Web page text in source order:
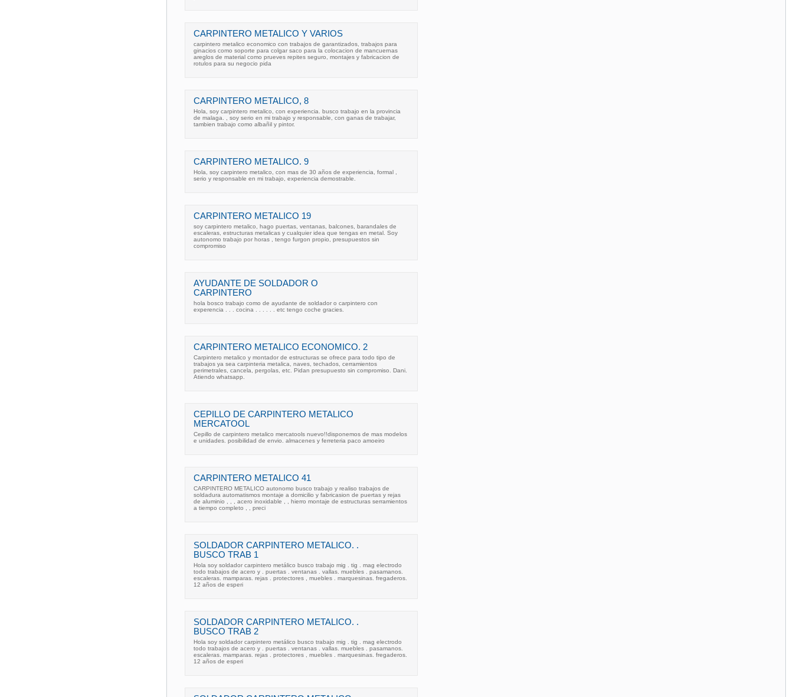
CARPINTERO METALICO Y VARIOS
carpintero metalico economico con trabajos de garantizados, trabajos para
ginacios como soporte para colgar saco para la colocacion de mancuernas
areglos de material como prueves repites seguro, montajes y fabricacion de
rotulos para su negocio pida
CARPINTERO METALICO, 8
Hola, soy carpintero metalico, con experiencia. busco trabajo en la provincia
de malaga. , soy serio en mi trabajo y responsable, con ganas de trabajar,
tambien trabajo como albañil y pintor.
CARPINTERO METALICO. 9
Hola, soy carpintero metalico, con mas de 30 años de experiencia, formal ,
serio y responsable en mi trabajo, experiencia demostrable.
CARPINTERO METALICO 19
soy carpintero metalico, hago puertas, ventanas, balcones, barandales de
escaleras, estructuras metalicas y cualquier idea que tengas en metal. Soy
autonomo trabajo por horas , tengo furgon propio, presupuestos sin
compromiso
AYUDANTE DE SOLDADOR O
CARPINTERO
hola bosco trabajo como de ayudante de soldador o carpintero con
experencia . . . cocina . . . . . . etc tengo coche gracies.
CARPINTERO METALICO ECONOMICO. 2
Carpintero metalico y montador de estructuras se ofrece para todo tipo de
trabajos ya sea carpinteria metalica, naves, techados, cerramientos
perimetrales, cancela, pergolas, etc. Pidan presupuesto sin compromiso. Dani.
Atiendo whatsapp.
CEPILLO DE CARPINTERO METALICO
MERCATOOL
Cepillo de carpintero metalico mercatools nuevo!!disponemos de mas modelos
e unidades. posibilidad de envio. almacenes y ferreteria paco amoeiro
CARPINTERO METALICO 41
CARPINTERO METALICO autonomo busco trabajo y realiso trabajos de
soldadura automatismos montaje a domicilio y fabricasion de puertas y rejas
de aluminio , , , acero inoxidable , , hierro montaje de estructuras serramientos
a tiempo completo , , preci
SOLDADOR CARPINTERO METALICO. .
BUSCO TRAB 1
Hola soy soldador carpintero metálico busco trabajo mig . tig . mag electrodo
todo trabajos de acero y . puertas . ventanas . vallas. muebles . pasamanos.
escaleras. mamparas. rejas . protectores , muebles . marquesinas. fregaderos.
12 años de esperi
SOLDADOR CARPINTERO METALICO. .
BUSCO TRAB 2
Hola soy soldador carpintero metálico busco trabajo mig . tig . mag electrodo
todo trabajos de acero y . puertas . ventanas . vallas. muebles . pasamanos.
escaleras. mamparas. rejas . protectores , muebles . marquesinas. fregaderos.
12 años de esperi